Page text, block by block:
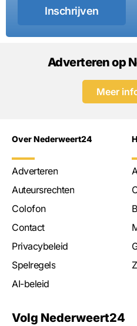
Inschrijven
Adverteren op
Meer
Over Nederweert24
Adverteren
Auteursrechten
Colofon
Contact
Privacybeleid
Spelregels
AI-beleid
Volg Nederweert24